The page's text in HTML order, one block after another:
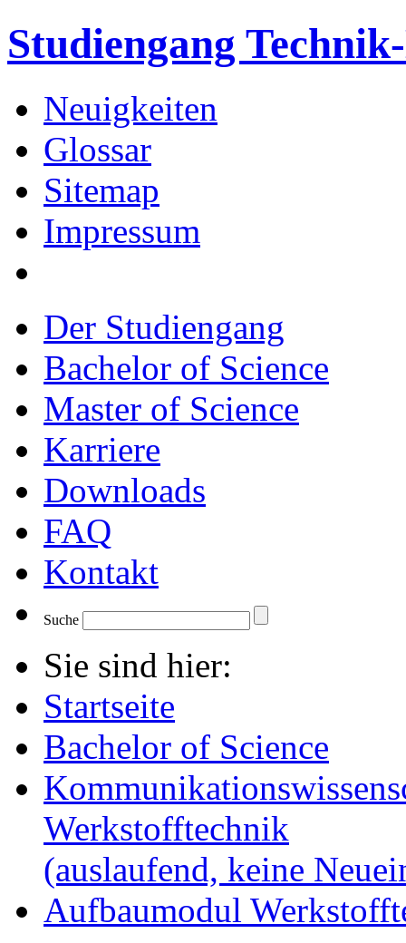
Studiengang
Neuigkeiten
Glossar
Sitemap
Impressum
Der Studiengang
Bachelor of Science
Master of Science
Karriere
Downloads
FAQ
Kontakt
Suche
Sie sind hier:
Startseite
Bachelor of Science
Werkstofftechnik
(auslaufend, keine
Aufbaumodul